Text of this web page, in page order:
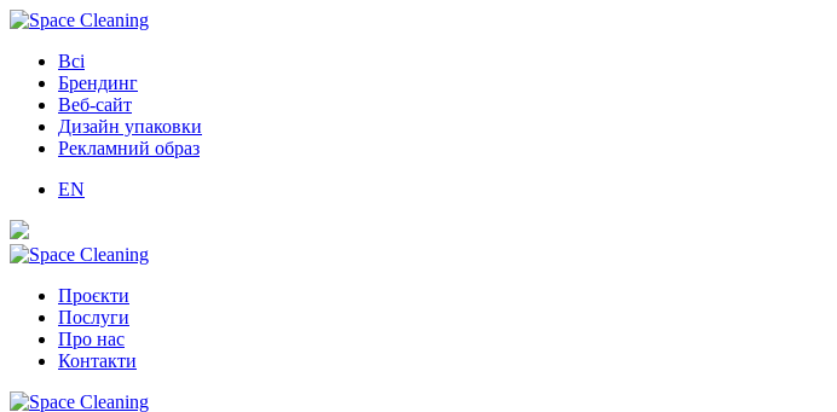
Всі
Брендинг
Веб-сайт
Дизайн упаковки
Рекламний образ
EN
Проєкти
Послуги
Про нас
Контакти